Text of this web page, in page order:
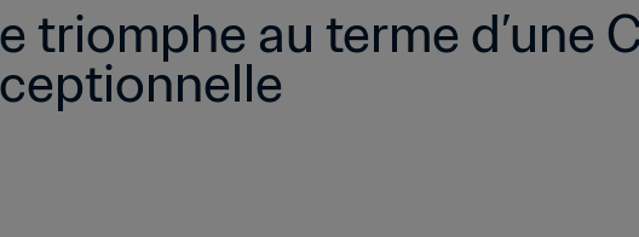
triomphe au terme d’une